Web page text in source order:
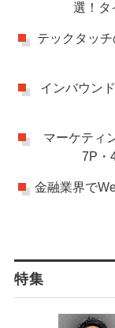
選！タ
テックタッ
インバウン
マーケティ
7P・
金融業界で
特集